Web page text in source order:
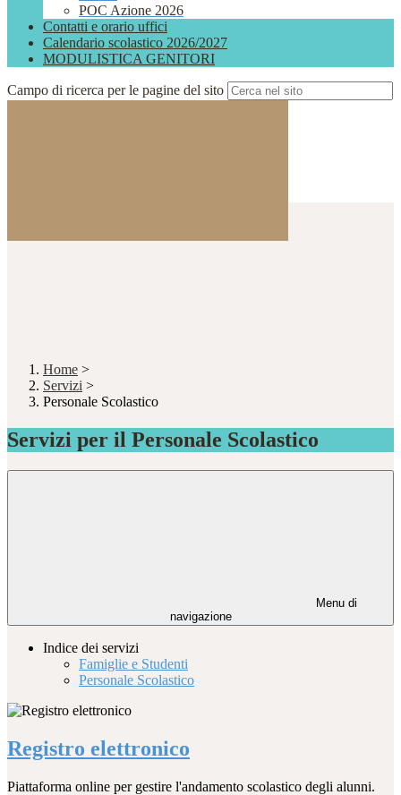
POC Azione 2026
Contatti e orario uffici
Calendario scolastico 2026/2027
MODULISTICA GENITORI
Campo di ricerca per le pagine del sito
Home >
Servizi >
Personale Scolastico
Servizi per il Personale Scolastico
Menu di
navigazione
Indice dei servizi
Famiglie e Studenti
Personale Scolastico
Registro elettronico
Piattaforma online per gestire l'andamento scolastico degli alunni.